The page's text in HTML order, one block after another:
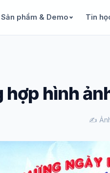
Sản phẩm & Demo Tin
hợp hình
✍️